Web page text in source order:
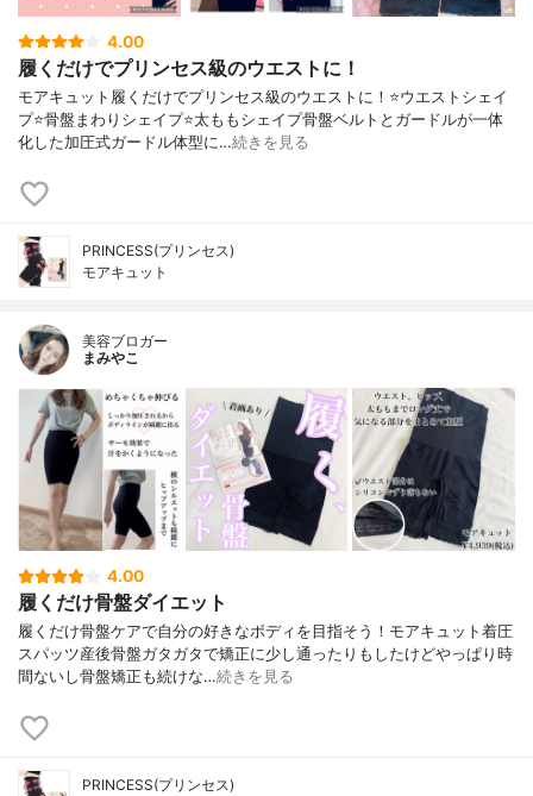
4.00
履くだけでプリンセス級のウエストに！
モアキュット履くだけでプリンセス級のウエストに！⭐️ウエストシェイ
プ⭐️骨盤まわりシェイプ⭐️太ももシェイプ骨盤ベルトとガードルが一体
化した加圧式ガードル体型に…続きを見る
PRINCESS(プリンセス)
モアキュット
美容ブロガー
まみやこ
4.00
履くだけ骨盤ダイエット
履くだけ骨盤ケアで自分の好きなボディを目指そう！⁡⁡モアキュット着圧
スパッツ⁡⁡産後骨盤ガタガタで矯正に少し通ったりもしたけどやっぱり時
間ないし骨盤矯正も続けな…続きを見る
PRINCESS(プリンセス)